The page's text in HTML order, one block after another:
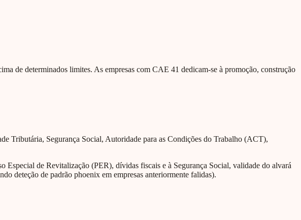
de determinados limites. As empresas com CAE 41 dedicam-se à promoção, construção
Tributária, Segurança Social, Autoridade para as Condições do Trabalho (ACT),
Especial de Revitalização (PER), dívidas fiscais e à Segurança Social, validade do alvará
deteção de padrão phoenix em empresas anteriormente falidas).